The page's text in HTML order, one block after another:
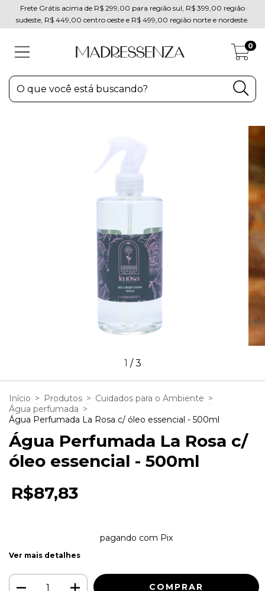
Frete Grátis acima de R$ 299,00 para região sul, R$ 399,00 região
sudeste, R$ 449,00 centro oeste e R$ 499,00 região norte e nordeste.
0
1 /3
Início > Produtos > Cuidados para o Ambiente >
Água perfumada >
Água Perfumada La Rosa c/ óleo essencial - 500ml
Água Perfumada La Rosa c/
óleo essencial - 500ml
R$87,83
pagando com Pix
Ver mais detalhes